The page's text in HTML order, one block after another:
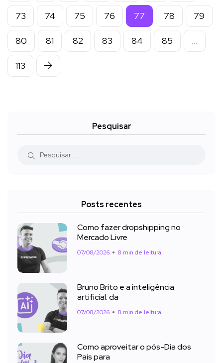
73 74 75 76 77 78 79
80 81 82 83 84 85 …
113
Pesquisar
Posts recentes
Como fazer dropshipping no
Mercado Livre
07/08/2026 8 min de leitura
Bruno Brito e a inteligência
artificial: da
07/08/2026 8 min de leitura
Como aproveitar o pós-Dia dos
Pais para